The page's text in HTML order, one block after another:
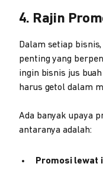
4. Rajin
Dalam setiap
penting yang
ingin bisnis jus
harus getol dalam
Ada banyak upaya
antaranya adalah:
Promosi lewat